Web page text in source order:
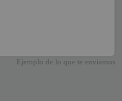
Ejemplo de lo que te enviamos